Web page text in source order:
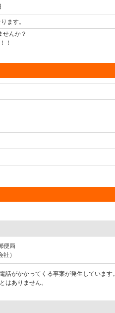
ます。
んか？
！
便局
）
がかかってくる事案が発生しています。
ありません。